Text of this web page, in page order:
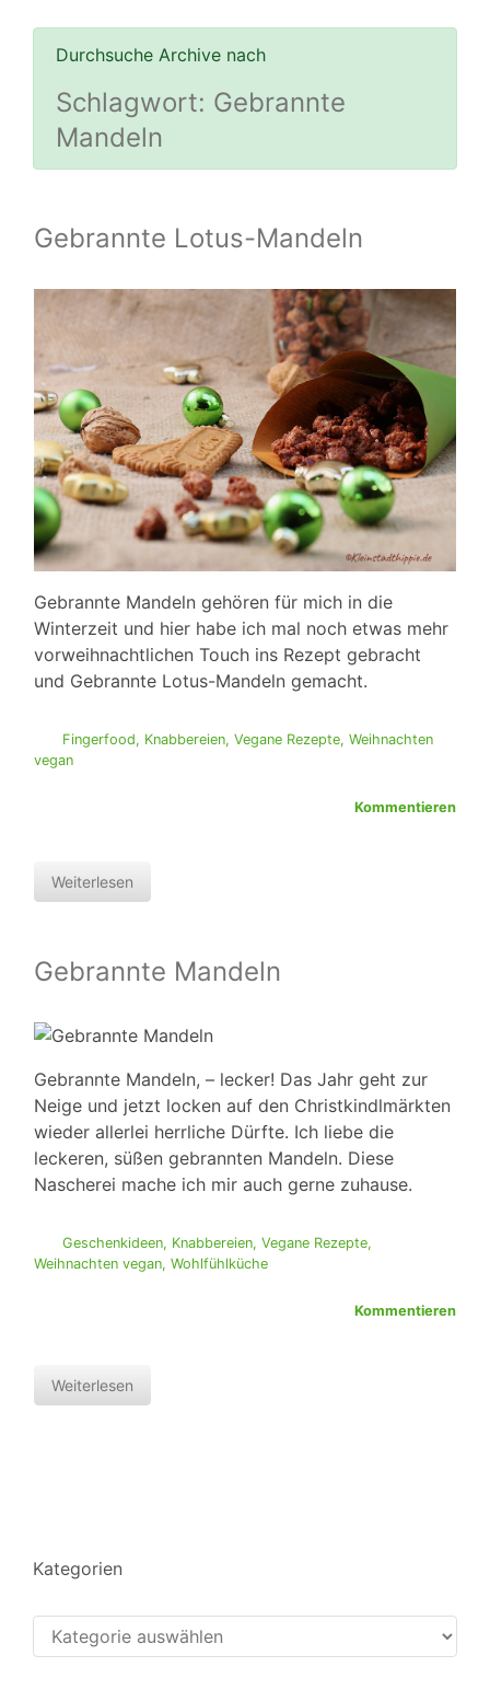
Durchsuche Archive nach
Schlagwort: Gebrannte
Mandeln
Gebrannte Lotus-Mandeln
Gebrannte Mandeln gehören für mich in die
Winterzeit und hier habe ich mal noch etwas mehr
vorweihnachtlichen Touch ins Rezept gebracht
und Gebrannte Lotus-Mandeln gemacht.
Fingerfood, Knabbereien, Vegane Rezepte, Weihnachten
vegan
Kommentieren
Weiterlesen
Gebrannte Mandeln
Gebrannte Mandeln, – lecker! Das Jahr geht zur
Neige und jetzt locken auf den Christkindlmärkten
wieder allerlei herrliche Dürfte. Ich liebe die
leckeren, süßen gebrannten Mandeln. Diese
Nascherei mache ich mir auch gerne zuhause.
Geschenkideen, Knabbereien, Vegane Rezepte,
Weihnachten vegan, Wohlfühlküche
Kommentieren
Weiterlesen
Kategorien
Kategorien